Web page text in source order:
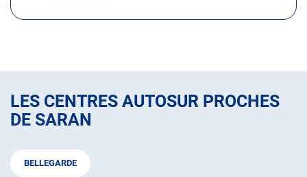
SARAN
LES CENTRES AUTOSUR PROCHES
DE SARAN
BELLEGARDE